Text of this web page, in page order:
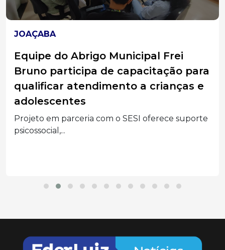
JOAÇABA
Equipe do Abrigo Municipal Frei
Bruno participa de capacitação para
qualificar atendimento a crianças e
adolescentes
Projeto em parceria com o SESI oferece suporte
psicossocial,...